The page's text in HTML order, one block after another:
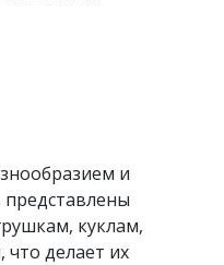
и
куклам,
делает их